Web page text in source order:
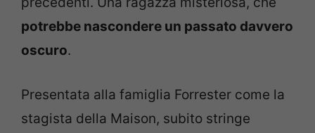
potrebbe nascondere un passato davvero
oscuro.
Presentata alla famiglia Forrester come la
stagista della Maison, subito stringe